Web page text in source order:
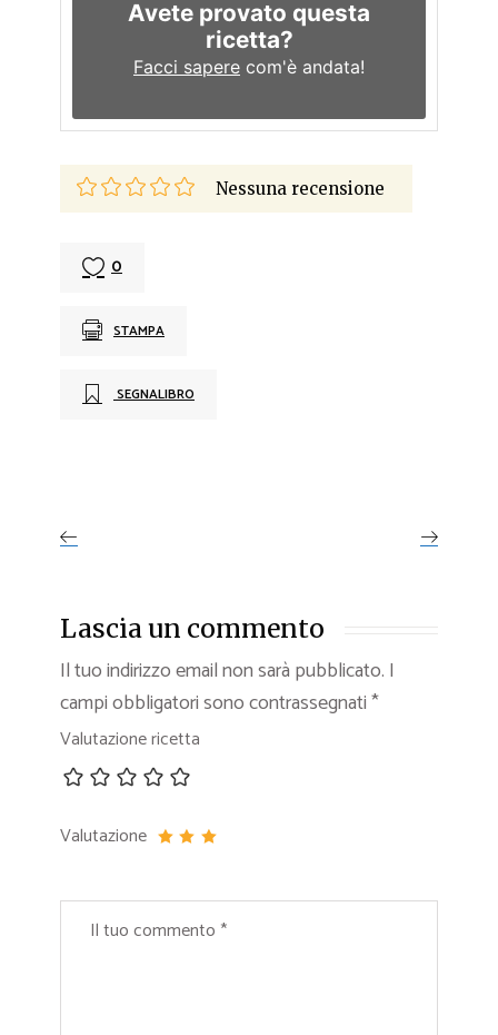
Avete provato questa
ricetta?
Facci sapere com'è andata!
Nessuna recensione
0
STAMPA
SEGNALIBRO
Lascia un commento
Il tuo indirizzo email non sarà pubblicato. I
campi obbligatori sono contrassegnati*
Valutazione ricetta
Valutazione